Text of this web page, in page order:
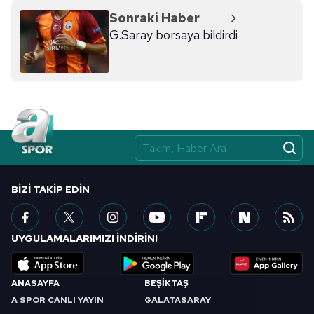
reklam/pazarlama faaliyetlerinin yapılması, amaçlarıyla
sınırlı olarak açık rızanız dahilinde kullanılacaktır.
Çerezlere ilişkin tercihlerinizi aşağıda yer alan panel
Metnimizi
6698 sayılı Kişisel Verilerin Korunması Kanunu uyarınca
hazırlanmış Aydınlatma Metnimizi okumak ve sitemizde
almak için lütfen
Sonraki Haber
G.Saray borsaya bildirdi
ANASAYFA
A SPOR CANLI YAYIN
BEŞİKTAŞ
GALATASARAY
BIZI TAKIP EDIN
UYGULAMALARIMIZI İNDİRİN!